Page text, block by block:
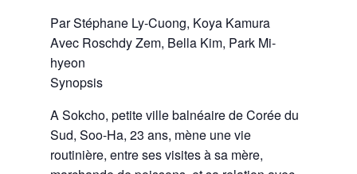
ParStéphane Ly-Cuong, Koya Kamura
AvecRoschdy Zem, Bella Kim, Park Mi-
hyeon
Synopsis
A Sokcho, petite ville balnéaire de Corée du
Sud, Soo-Ha, 23 ans, mène une vie
routinière, entre ses visites à sa mère,